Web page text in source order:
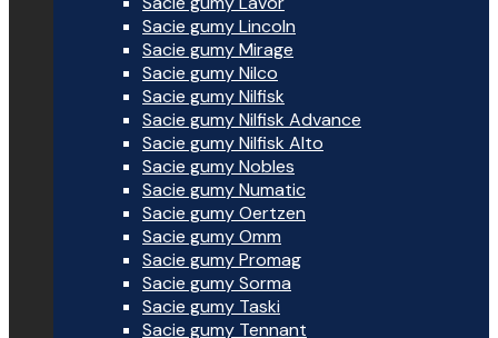
Sacie gumy Lincoln
Sacie gumy Mirage
Sacie gumy Nilco
Sacie gumy Nilfisk
Sacie gumy Nilfisk Advance
Sacie gumy Nilfisk Alto
Sacie gumy Nobles
Sacie gumy Numatic
Sacie gumy Oertzen
Sacie gumy Omm
Sacie gumy Promag
Sacie gumy Sorma
Sacie gumy Taski
Sacie gumy Tennant